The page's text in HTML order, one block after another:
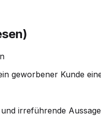
geworbener Kunde
irreführende